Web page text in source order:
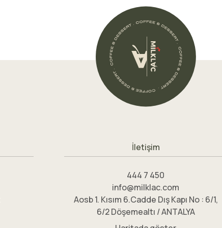
İletişim
444 7 450
info@milklac.com
Aosb 1. Kısım 6.Cadde Dış Kapı No : 6/1,
6/2 Döşemealtı / ANTALYA